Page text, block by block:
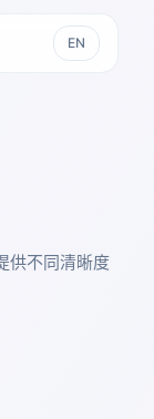
EN
供不同清晰度